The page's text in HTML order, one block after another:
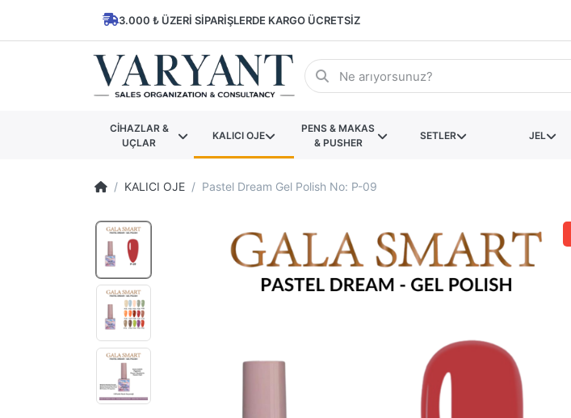
3.000 ₺ ÜZERI SIPARIŞLERDE KARGO ÜCRETSIZ
CİHAZLAR &
UÇLAR
KALICI OJE
PENS & MAKAS
& PUSHER
SETLER JEL
KALICI OJE Pastel Dream Gel Polish No: P-09